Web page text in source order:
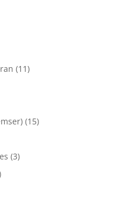
(11)
(15)
(3)